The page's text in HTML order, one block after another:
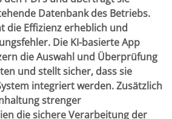
Datenbank des Betriebs.
die Effizienz erheblich und
Die KI-basierte App
die Auswahl und Überprüfung
und stellt sicher, dass sie
integriert werden. Zusätzlich
strenger
die sichere Verarbeitung der